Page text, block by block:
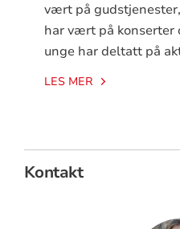
vært på
har vært på konserter
unge har deltatt på
LES MER
Kontakt